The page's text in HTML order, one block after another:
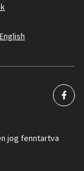
jog fenntartva